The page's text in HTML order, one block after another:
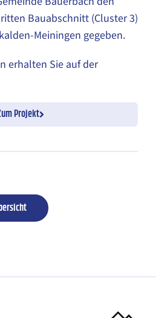
Bauabschnitt (Cluster 3)
Meiningen gegeben.
erhalten Sie auf der
Projekt